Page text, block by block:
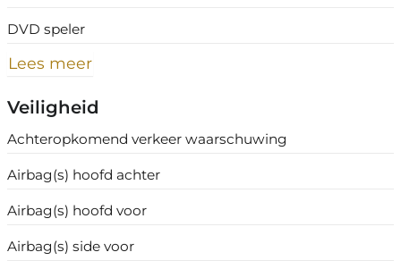
DVD speler
Lees meer
Veiligheid
Achteropkomend verkeer waarschuwing
Airbag(s) hoofd achter
Airbag(s) hoofd voor
Airbag(s) side voor